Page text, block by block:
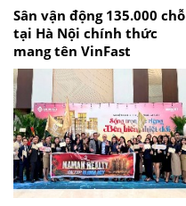
Sân vận động 135.000 chỗ
tại Hà Nội chính thức
mang tên VinFast